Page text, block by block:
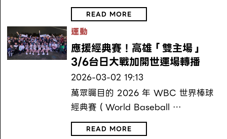
READ MORE
運動
應援經典賽！高雄「雙主場」
3/6台日大戰加開世運場轉播
2026-03-02 19:13
萬眾矚目的 2026 年 WBC 世界棒球
經典賽（World Baseball …
READ MORE